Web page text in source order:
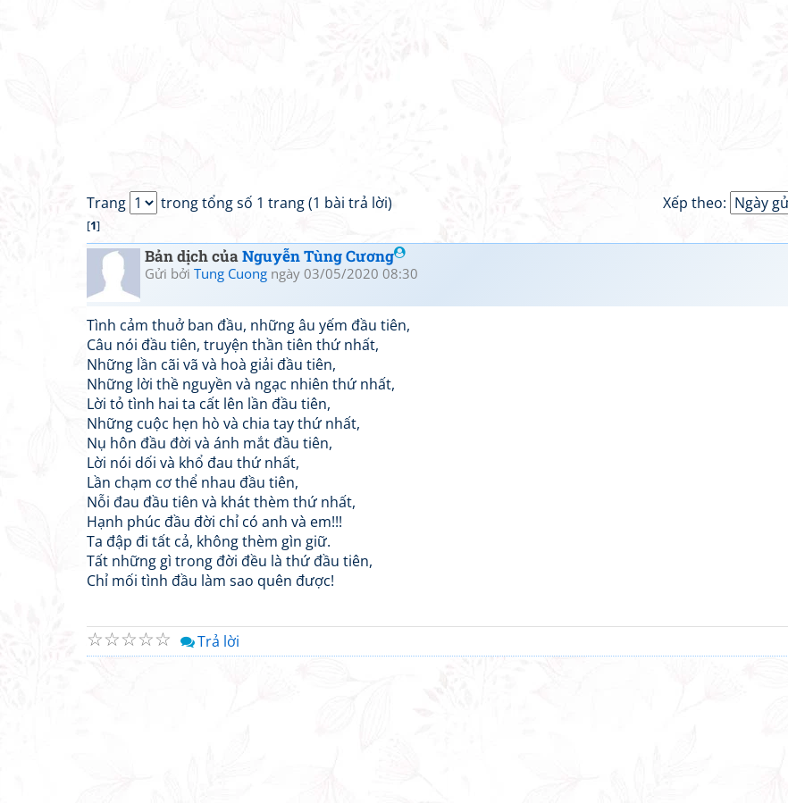
Xếp theo:
Trang trong tổng số 1 trang (1 bài trả lời)
[1]
Bản dịch củaNguyễn Tùng Cương
Gửi bởi Tung Cuong ngày 03/05/2020 08:30
Tình cảm thuở ban đầu, những âu yếm đầu tiên,
Câu nói đầu tiên, truyện thần tiên thứ nhất,
Những lần cãi vã và hoà giải đầu tiên,
Những lời thề nguyền và ngạc nhiên thứ nhất,
Lời tỏ tình hai ta cất lên lần đầu tiên,
Những cuộc hẹn hò và chia tay thứ nhất,
Nụ hôn đầu đời và ánh mắt đầu tiên,
Lời nói dối và khổ đau thứ nhất,
Lần chạm cơ thể nhau đầu tiên,
Nỗi đau đầu tiên và khát thèm thứ nhất,
Hạnh phúc đầu đời chỉ có anh và em!!!
Ta đập đi tất cả, không thèm gìn giữ.
Tất những gì trong đời đều là thứ đầu tiên,
Chỉ mối tình đầu làm sao quên được!
☆
☆
☆
☆
☆ Trả lời